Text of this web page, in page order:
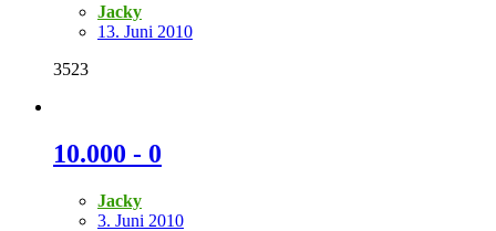
Jacky
13. Juni 2010
3523
10.000 - 0
Jacky
3. Juni 2010